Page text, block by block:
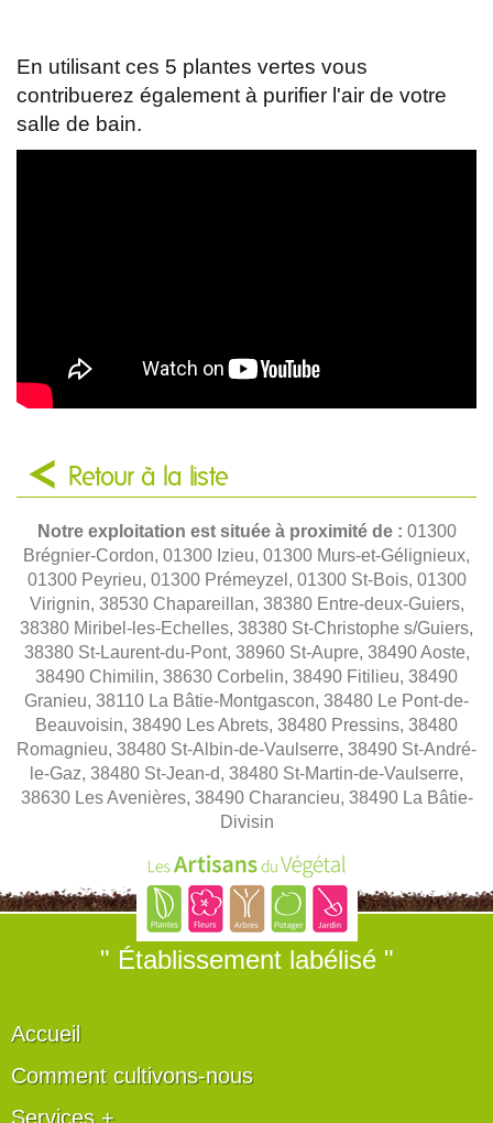
En utilisant ces 5 plantes vertes vous
contribuerez également à purifier l'air de votre
salle de bain.
Retour à la liste
Notre exploitation est située à proximité de : 01300
Brégnier-Cordon, 01300 Izieu, 01300 Murs-et-Gélignieux,
01300 Peyrieu, 01300 Prémeyzel, 01300 St-Bois, 01300
Virignin, 38530 Chapareillan, 38380 Entre-deux-Guiers,
38380 Miribel-les-Echelles, 38380 St-Christophe s/Guiers,
38380 St-Laurent-du-Pont, 38960 St-Aupre, 38490 Aoste,
38490 Chimilin, 38630 Corbelin, 38490 Fitilieu, 38490
Granieu, 38110 La Bâtie-Montgascon, 38480 Le Pont-de-
Beauvoisin, 38490 Les Abrets, 38480 Pressins, 38480
Romagnieu, 38480 St-Albin-de-Vaulserre, 38490 St-André-
le-Gaz, 38480 St-Jean-d, 38480 St-Martin-de-Vaulserre,
38630 Les Avenières, 38490 Charancieu, 38490 La Bâtie-
Divisin
" Établissement labélisé "
Accueil
Comment cultivons-nous
Services +